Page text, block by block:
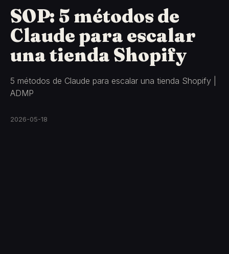
SOP: 5 métodos de
Claude para escalar
una tienda Shopify
5 métodos de Claude para escalar una tienda Shopify |
ADMP
2026-05-18